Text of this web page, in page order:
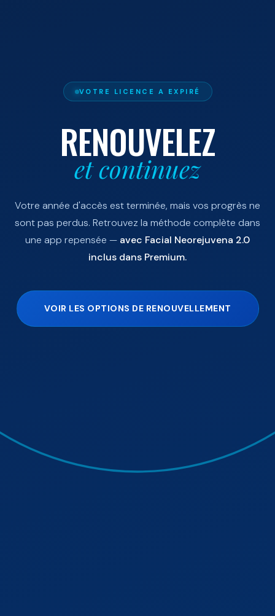
VOTRE LICENCE A EXPIRÉ
RENOUVELEZ
et continuez
Votre année d'accès est terminée, mais vos progrès ne
sont pas perdus. Retrouvez la méthode complète dans
une app repensée — avec Facial Neorejuvena 2.0
inclus dans Premium.
VOIR LES OPTIONS DE RENOUVELLEMENT